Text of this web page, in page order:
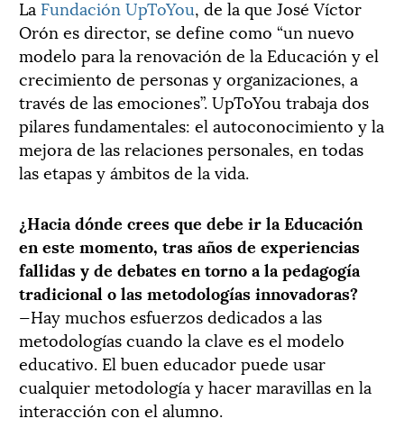
La Fundación UpToYou, de la que José Víctor
Orón es director, se define como “un nuevo
modelo para la renovación de la Educación y el
crecimiento de personas y organizaciones, a
través de las emociones”. UpToYou trabaja dos
pilares fundamentales: el autoconocimiento y la
mejora de las relaciones personales, en todas
las etapas y ámbitos de la vida.
¿Hacia dónde crees que debe ir la Educación
en este momento, tras años de experiencias
fallidas y de debates en torno a la pedagogía
tradicional o las metodologías innovadoras?
—Hay muchos esfuerzos dedicados a las
metodologías cuando la clave es el modelo
educativo. El buen educador puede usar
cualquier metodología y hacer maravillas en la
interacción con el alumno.